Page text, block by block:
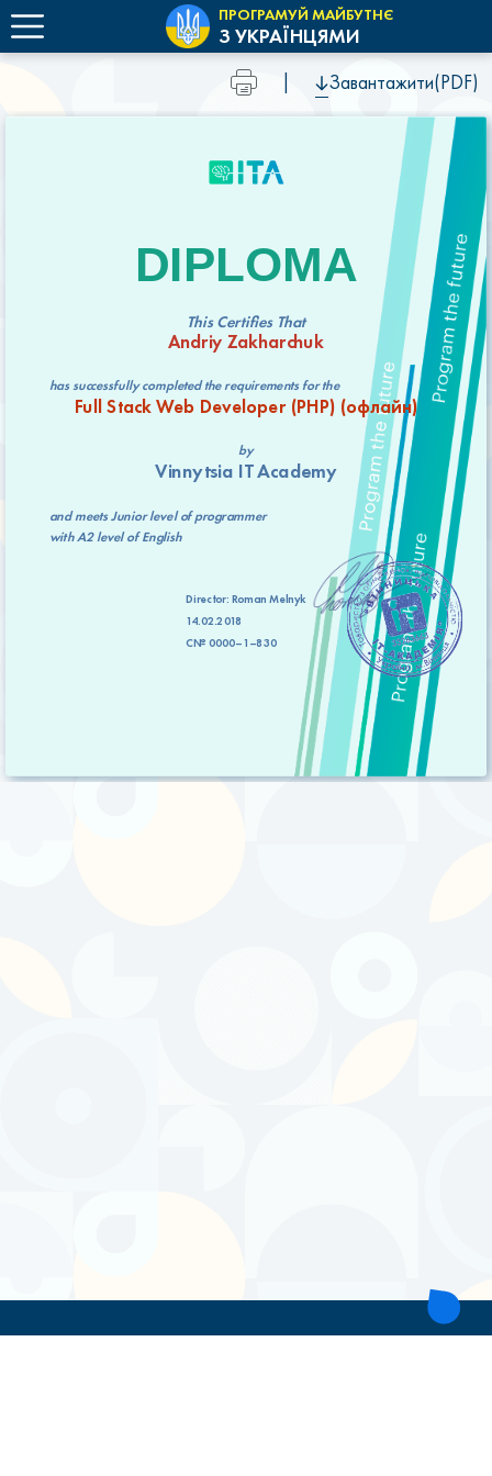
ПРОГРАМУЙ МАЙБУТНЄ
З УКРАЇНЦЯМИ
|
Завантажити(PDF)
DIPLOMA
This Certifies That
Andriy Zakharchuk
has successfully completed the requirements for the
Full Stack Web Developer (РНР) (офлайн)
by
Vinnytsia IT Academy
and meetsJunior levelof programmer
withА2 levelof English
Director: Roman Melnyk
14.02.2018
C№ 0000–1–830